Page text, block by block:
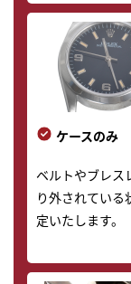
ケースのみ
ベルトやブレス
り外されている
定いたします。